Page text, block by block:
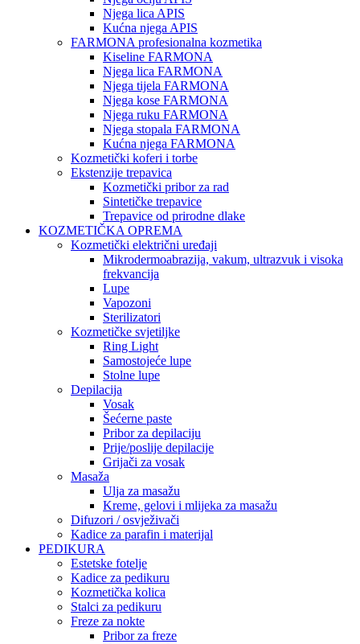
Njega lica APIS
Kućna njega APIS
FARMONA profesionalna kozmetika
Kiseline FARMONA
Njega lica FARMONA
Njega tijela FARMONA
Njega kose FARMONA
Njega ruku FARMONA
Njega stopala FARMONA
Kućna njega FARMONA
Kozmetički koferi i torbe
Ekstenzije trepavica
Kozmetički pribor za rad
Sintetičke trepavice
Trepavice od prirodne dlake
KOZMETIČKA OPREMA
Kozmetički električni uređaji
Mikrodermoabrazija, vakum, ultrazvuk i visoka
frekvancija
Lupe
Vapozoni
Sterilizatori
Kozmetičke svjetiljke
Ring Light
Samostojeće lupe
Stolne lupe
Depilacija
Vosak
Šećerne paste
Pribor za depilaciju
Prije/poslije depilacije
Grijači za vosak
Masaža
Ulja za masažu
Kreme, gelovi i mlijeka za masažu
Difuzori / osvježivači
Kadice za parafin i materijal
PEDIKURA
Estetske fotelje
Kadice za pedikuru
Kozmetička kolica
Stalci za pedikuru
Freze za nokte
Pribor za freze